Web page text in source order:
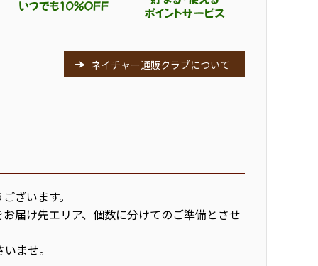
ネイチャー通販クラブについて
ざいます。
届け先エリア、個数に分けてのご準備とさせ
ませ。